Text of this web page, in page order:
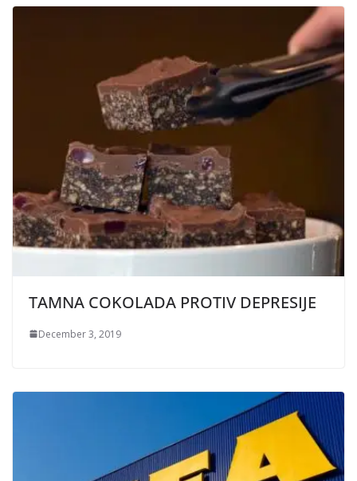
TAMNA COKOLADA PROTIV DEPRESIJE
December 3, 2019